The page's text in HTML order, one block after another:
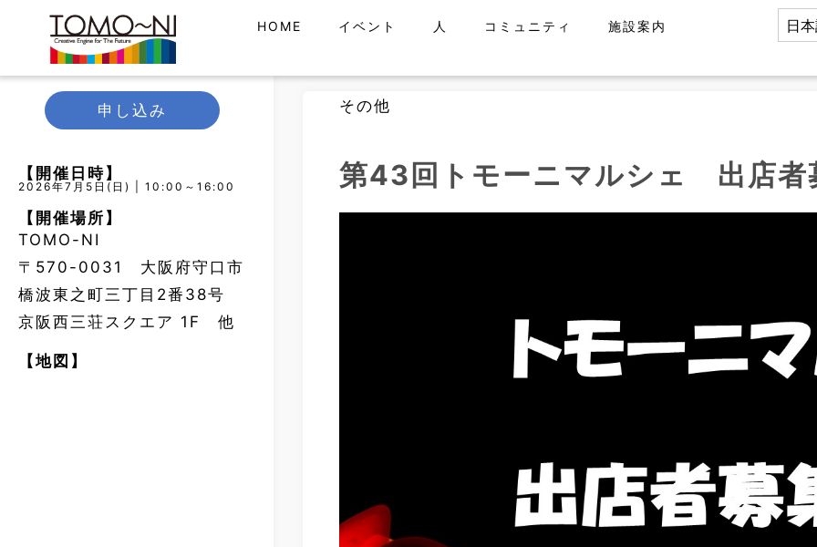
HOME イベント 人 コミュニティ 施設案内
その他
第43回トモーニマルシェ 出店者
申し込み
【開催日時】
2026年7月5日(日) | 10:00～16:00
【開催場所】
TOMO-NI
〒570-0031 大阪府守口市
橋波東之町三丁目2番38号
京阪西三荘スクエア 1F 他
【地図】